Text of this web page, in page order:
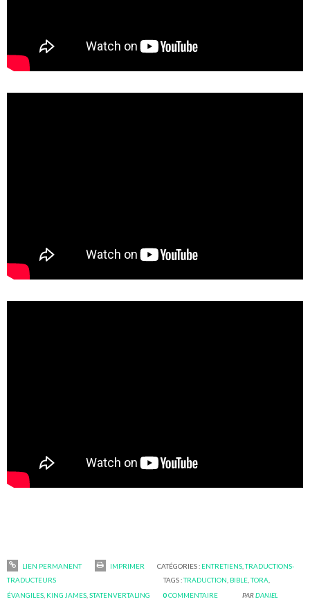
LIEN PERMANENT IMPRIMER CATÉGORIES : ENTRETIENS ,TRADUCTIONS-
TRADUCTEURS
TAGS :TRADUCTION BIBLE,TORA
ÉVANGILES KING JAMES ,STATENVERTALING 0COMMENTAIRE PARDANIEL